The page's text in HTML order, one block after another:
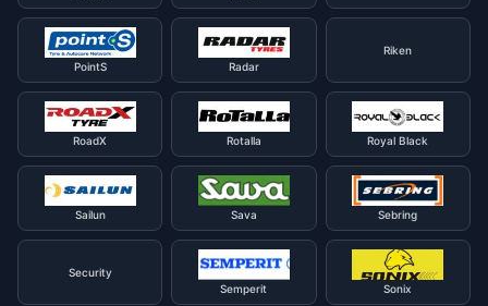
PointS Radar
Riken
RoadX Rotalla Royal Black
Sailun Sava Sebring
Security
Semperit
Sonix